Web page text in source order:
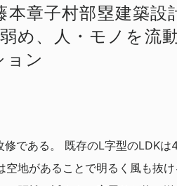
本章子村部塁建築設
め、人・モノを流
ョン
である。 既存のL字型のLDKは
空地があることで明るく風も抜